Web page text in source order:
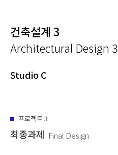
건축설계 3
Architectural Design 3
Studio C
프로젝트 3
최종과제 Final Design